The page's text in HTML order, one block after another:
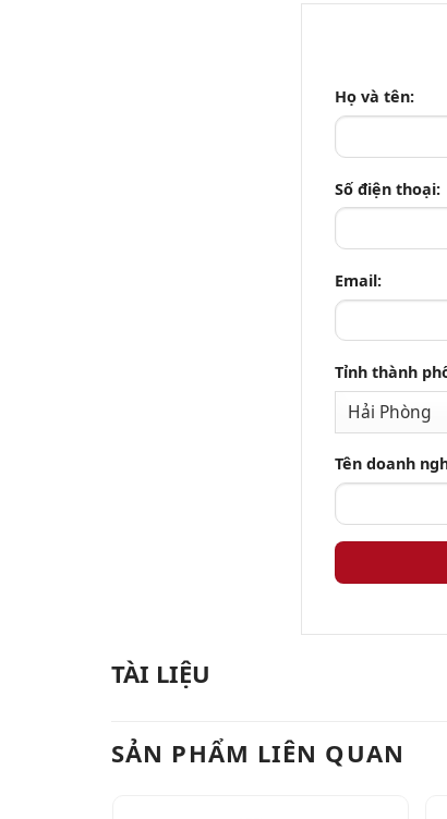
Họ và tên:
Số điện thoại:
Email:
Tỉnh thành
Tên doanh
TÀI LIỆU
SẢN PHẨM LIÊN QUAN